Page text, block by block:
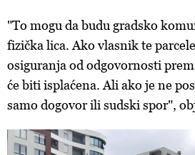
"To mogu da budu gradsko
fizička lica. Ako vlasnik te
osiguranja od odgovornosti
će biti isplaćena. Ali ako je ne
samo dogovor ili sudski spor",